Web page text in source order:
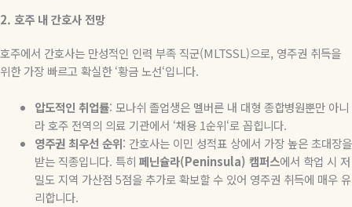
2. 호주 내 간호사전망
호주에서 간호사는 만성적인 인력 부족 직군(MLTSSL)으로, 영주권 취득을
위한 가장 빠르고 확실한‘황금 노선‘입니다.
압도적인 취업률: 모나쉬 졸업생은 멜버른 내 대형 종합병원뿐만 아니
라 호주 전역의 의료 기관에서 ‘채용1순위‘로 꼽힙니다.
영주권 최우선 순위: 간호사는 이민 성적표 상에서 가장 높은 초대장을
받는 직종입니다. 특히 페닌슐라(Peninsula) 캠퍼스에서 학업 시 저
밀도 지역 가산점 5점을 추가로 확보할 수 있어 영주권 취득에 매우 유
리합니다.